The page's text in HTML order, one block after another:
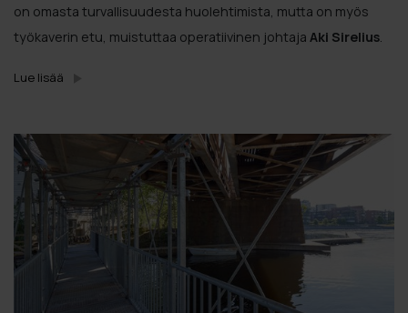
on omasta turvallisuudesta huolehtimista, mutta on myös
työkaverin etu, muistuttaa operatiivinen johtaja Aki Sirelius.
Lue lisää